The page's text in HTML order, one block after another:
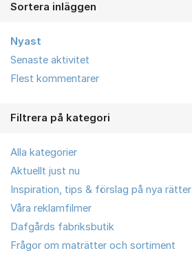
Sortera inläggen
Nyast
Senaste aktivitet
Flest kommentarer
Filtrera på kategori
Alla kategorier
Aktuellt just nu
Inspiration, tips & förslag på nya rätter
Våra reklamfilmer
Dafgårds fabriksbutik
Frågor om maträtter och sortiment